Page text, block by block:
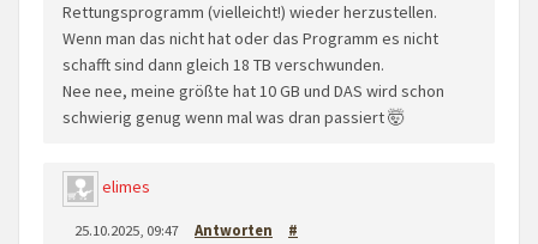
Rettungsprogramm (vielleicht!) wieder herzustellen.
Wenn man das nicht hat oder das Programm es nicht
schafft sind dann gleich 18 TB verschwunden.
Nee nee, meine größte hat 10 GB und DAS wird schon
schwierig genug wenn mal was dran passiert 🤯
elimes
25.10.2025, 09:47 Antworten #